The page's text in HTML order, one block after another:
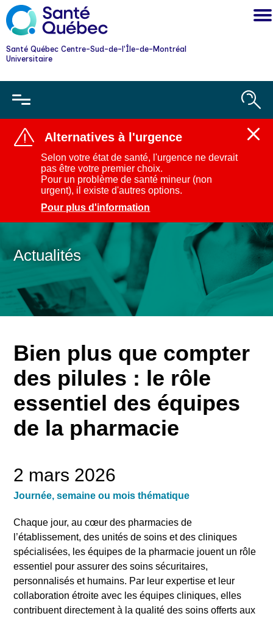
Santé Québec Centre-Sud-de-l'Île-de-Montréal
Universitaire
Alternatives à l'urgence
Selon votre état de santé, l'urgence ne devrait
pas être votre premier choix.
Pour un problème de santé mineur (non
urgent), il existe d'autres options.
Pour plus d'information
Actualités
Bien plus que compter
des pilules : le rôle
essentiel des équipes
de la pharmacie
2 mars 2026
Journée, semaine ou mois thématique
Chaque jour, au cœur des pharmacies de
l’établissement, des unités de soins et des cliniques
spécialisées, les équipes de la pharmacie jouent un rôle
essentiel pour assurer des soins sécuritaires,
personnalisés et humains. Par leur expertise et leur
collaboration étroite avec les équipes cliniques, elles
contribuent directement à la qualité des soins offerts aux